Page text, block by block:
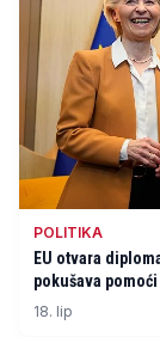
POLITIKA
EU otvara
pokušava
18. lip